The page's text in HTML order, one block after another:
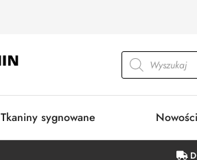
Tkaniny sygnowane Nowości